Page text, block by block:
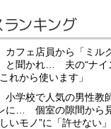
ンキング
カフェ店員から「ミル
と聞かれ… 夫の“ナイ
れから使います」
小学校で人気の男性教
に… 個室の隙間から
いモノ”に「許せない」